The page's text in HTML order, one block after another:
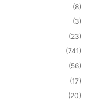
(8)
(3)
(23)
(741)
(56)
(17)
(20)